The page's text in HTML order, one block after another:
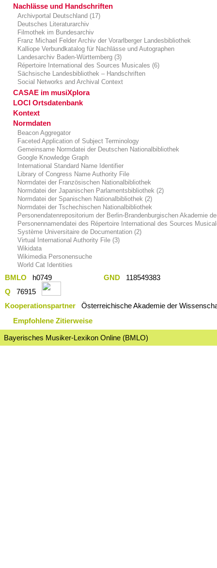
Nachlässe und Handschriften
Archivportal Deutschland (17)
Deutsches Literaturarchiv
Filmothek im Bundesarchiv
Franz Michael Felder Archiv der Vorarlberger Landesbibliothek
Kalliope Verbundkatalog für Nachlässe und Autographen
Landesarchiv Baden-Württemberg (3)
Répertoire International des Sources Musicales (6)
Sächsische Landesbibliothek – Handschriften
Social Networks and Archival Context
CASAE im musiXplora
LOCI Ortsdatenbank
Kontext
Normdaten
Beacon Aggregator
Faceted Application of Subject Terminology
Gemeinsame Normdatei der Deutschen Nationalbibliothek
Google Knowledge Graph
International Standard Name Identifier
Library of Congress Name Authority File
Normdatei der Französischen Nationalbibliothek
Normdatei der Japanischen Parlamentsbibliothek (2)
Normdatei der Spanischen Nationalbibliothek (2)
Normdatei der Tschechischen Nationalbibliothek
Personendatenrepositorium der Berlin-Brandenburgischen Akademie
Personennamendatei des Répertoire International des Sources
Système Universitaire de Documentation (2)
Virtual International Authority File (3)
Wikidata
Wikimedia Personensuche
World Cat Identities
BMLO h0749 GND
118549383
Q
76915
Kooperationspartner
Österreichische Akademie der
Empfohlene Zitierweise
Bayerisches Musiker-Lexikon Online (BMLO)